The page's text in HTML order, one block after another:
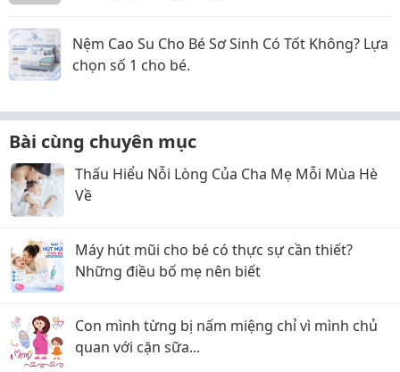
Nệm Cao Su Cho Bé Sơ Sinh Có Tốt Không? Lựa
chọn số 1 cho bé.
Bài cùng chuyên mục
Thấu Hiểu Nỗi Lòng Của Cha Mẹ Mỗi Mùa Hè
Về
Máy hút mũi cho bé có thực sự cần thiết?
Những điều bố mẹ nên biết
Con mình từng bị nấm miệng chỉ vì mình chủ
quan với cặn sữa...